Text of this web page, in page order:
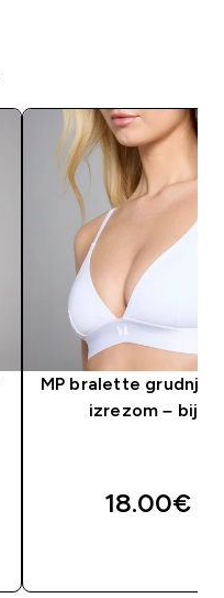
MP bralette grudnjak
izrezom – bijeli
18.00€‎